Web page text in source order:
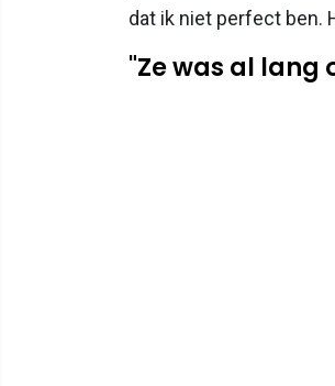
dat ik niet perfect ben.
"Ze was al lang